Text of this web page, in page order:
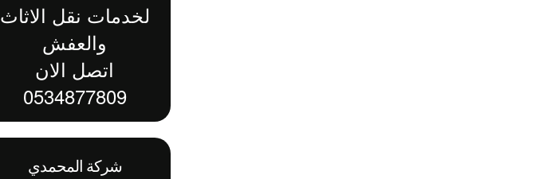
لخدمات نقل الاثاث
والعفش
اتصل الان
0534877809
شركة المحمدي